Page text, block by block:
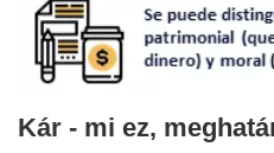
Kár - mi ez,